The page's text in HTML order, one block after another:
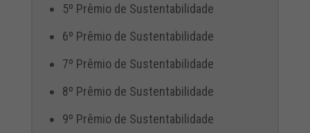
5º Prêmio de Sustentabilidade
6º Prêmio de Sustentabilidade
7º Prêmio de Sustentabilidade
8º Prêmio de Sustentabilidade
9º Prêmio de Sustentabilidade